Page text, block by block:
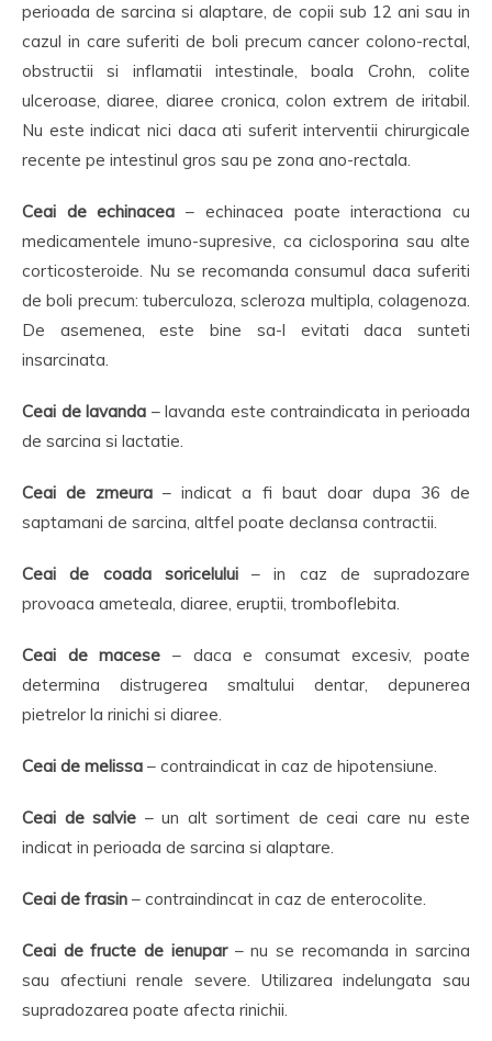
perioada de sarcina si alaptare, de copii sub 12 ani sau in
cazul in care suferiti de boli precum cancer colono-rectal,
obstructii si inflamatii intestinale, boala Crohn, colite
ulceroase, diaree, diaree cronica, colon extrem de iritabil.
Nu este indicat nici daca ati suferit interventii chirurgicale
recente pe intestinul gros sau pe zona ano-rectala.
Ceai de echinacea– echinacea poate interactiona cu
medicamentele imuno-supresive, ca ciclosporina sau alte
corticosteroide. Nu se recomanda consumul daca suferiti
de boli precum: tuberculoza, scleroza multipla, colagenoza.
De asemenea, este bine sa-l evitati daca sunteti
insarcinata.
Ceai de lavanda – lavanda este contraindicata in perioada
de sarcina si lactatie.
Ceai de zmeura – indicat a fi baut doar dupa 36 de
saptamani de sarcina, altfel poate declansa contractii.
Ceai de coada soricelului– in caz de supradozare
provoaca ameteala, diaree, eruptii, tromboflebita.
Ceai de macese – daca e consumat excesiv, poate
determina distrugerea smaltului dentar, depunerea
pietrelor la rinichi si diaree.
Ceai de melissa – contraindicat in caz de hipotensiune.
Ceai de salvie – un alt sortiment de ceai care nu este
indicat in perioada de sarcina si alaptare.
Ceai de frasin – contraindincat in caz de enterocolite.
Ceai de fructe de ienupar– nu se recomanda in sarcina
sau afectiuni renale severe. Utilizarea indelungata sau
supradozarea poate afecta rinichii.